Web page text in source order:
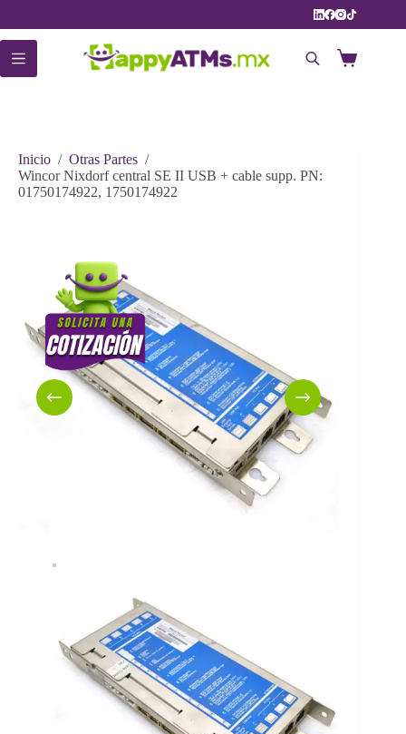
contenido
Carro
Inicio / Otras Partes /
Wincor Nixdorf central SE II USB + cable supp. PN:
01750174922, 1750174922